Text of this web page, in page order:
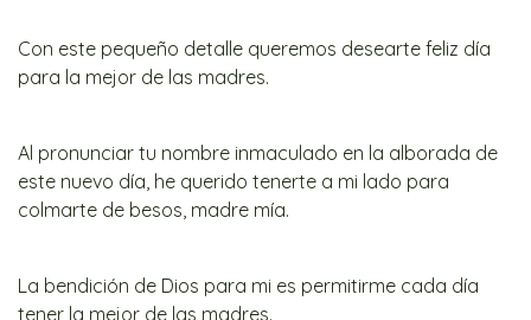
Con este pequeño detalle queremos desearte feliz día
para la mejor de las madres.
Al pronunciar tu nombre inmaculado en la alborada de
este nuevo día, he querido tenerte a mi lado para
colmarte de besos, madre mía.
La bendición de Dios para mi es permitirme cada día
tener la mejor de las madres.